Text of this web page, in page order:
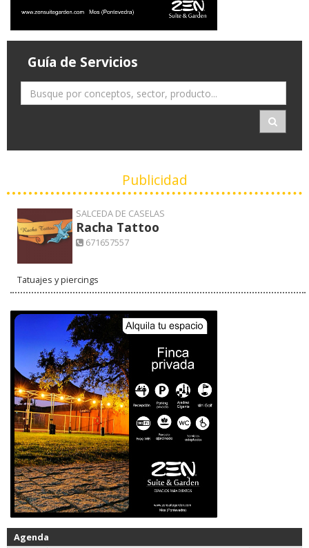
Guía de Servicios
Publicidad
SALCEDA DE CASELAS
Racha Tattoo
671657557
Tatuajes y piercings
Agenda